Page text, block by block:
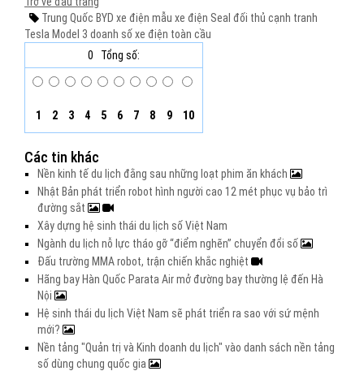
Trung Quốc BYD xe điện mẫu xe điện Seal đối thủ cạnh tranh
Tesla Model 3 doanh số xe điện toàn cầu
0
Tổng số:
1 2 3 4 5 6 7 8 9 10
Các tin khác
Nền kinh tế du lịch đằng sau những loạt phim ăn khách
Nhật Bản phát triển robot hình người cao 12 mét phục vụ bảo trì
đường sắt
Xây dựng hệ sinh thái du lịch số Việt Nam
Ngành du lịch nỗ lực tháo gỡ “điểm nghẽn” chuyển đổi số
Đấu trường MMA robot, trận chiến khắc nghiệt
Hãng bay Hàn Quốc Parata Air mở đường bay thường lệ đến Hà
Nội
Hệ sinh thái du lịch Việt Nam sẽ phát triển ra sao với sứ mệnh
mới?
Nền tảng "Quản trị và Kinh doanh du lịch" vào danh sách nền tảng
số dùng chung quốc gia